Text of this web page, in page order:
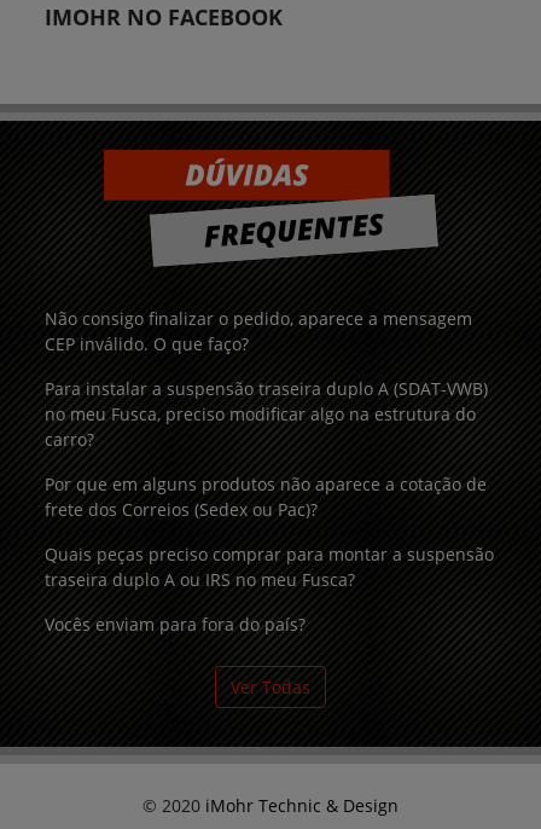
IMOHR NO FACEBOOK
Não consigo finalizar o pedido, aparece a mensagem
CEP inválido. O que faço?
Para instalar a suspensão traseira duplo A (SDAT-VWB)
no meu Fusca, preciso modificar algo na estrutura do
carro?
Por que em alguns produtos não aparece a cotação de
frete dos Correios (Sedex ou Pac)?
Quais peças preciso comprar para montar a suspensão
traseira duplo A ou IRS no meu Fusca?
Vocês enviam para fora do país?
Ver Todas
© 2020 iMohr Technic & Design